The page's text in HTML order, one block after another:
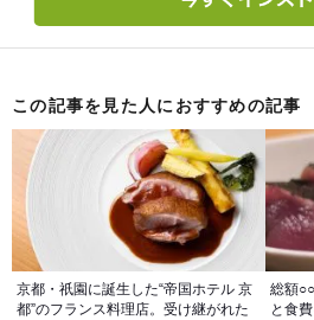
この記事を見た人におすすめの記事
京都・祇園に誕生した“帝国ホテル 京
都”のフランス料理店。受け継がれた
総額
と食